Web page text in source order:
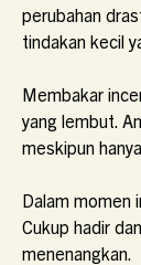
perubahan
tindakan kecil
Membakar
yang lembut.
meskipun
Dalam momen
Cukup hadir
menenangkan.